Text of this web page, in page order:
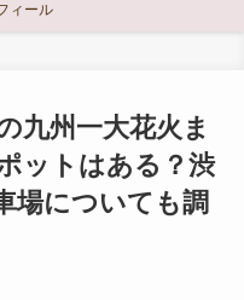
ィール
九州一大花火ま
ットはある？渋
場についても調